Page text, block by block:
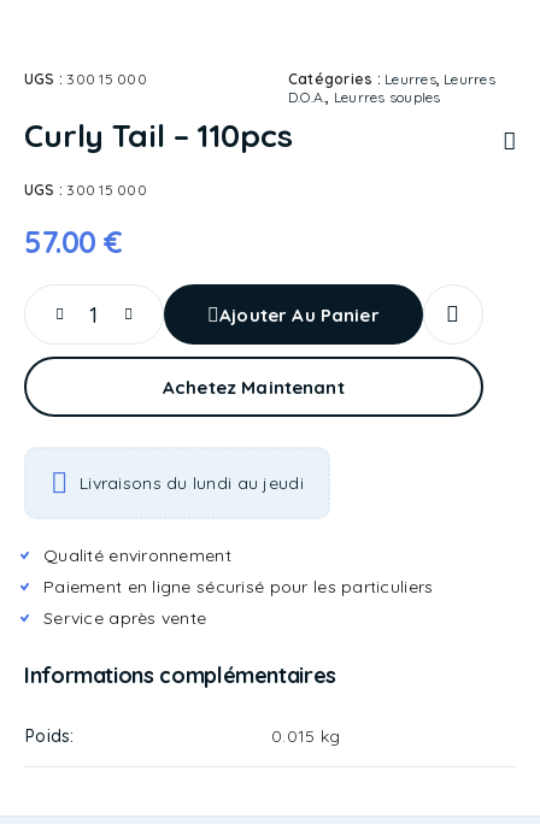
UGS : 300 15 000 Catégories : Leurres, Leurres
D.O.A., Leurres souples
Curly Tail – 110pcs
UGS : 300 15 000
57.00 €
Ajouter Au Panier
Achetez Maintenant
Livraisons du lundi au jeudi
Qualité environnement
Paiement en ligne sécurisé pour les particuliers
Service après vente
Informations complémentaires
Poids 0.015 kg